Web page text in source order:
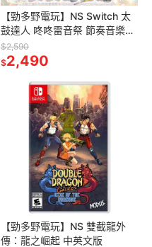
【勁多野電玩】NS Switch 太
鼓達人 咚咚雷音祭 節奏音樂節
中文限定版
$2,590
$2,490
【勁多野電玩】NS 雙截龍外
傳：龍之崛起 中英文版